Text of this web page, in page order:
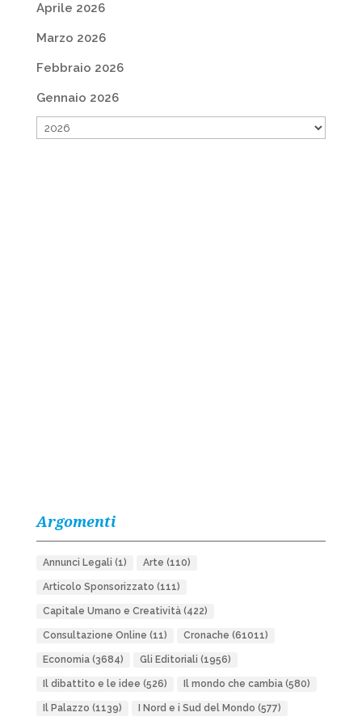
Aprile 2026
Marzo 2026
Febbraio 2026
Gennaio 2026
Argomenti
Annunci Legali (1) Arte (110)
Articolo Sponsorizzato (111)
Capitale Umano e Creatività(422)
Consultazione Online (11) Cronache (61011)
Economia(3684) Gli Editoriali (1956)
Il dibattito e le idee (526) Il mondo che cambia(580)
Il Palazzo (1139) I Nord e i Sud del Mondo (577)